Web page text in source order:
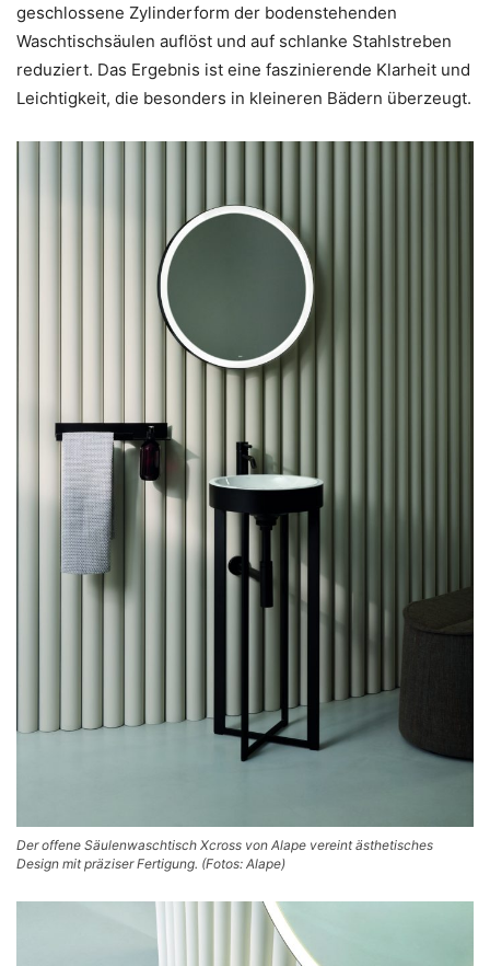
geschlossene Zylinderform der bodenstehenden
Waschtischsäulen auflöst und auf schlanke Stahlstreben
reduziert. Das Ergebnis ist eine faszinierende Klarheit und
Leichtigkeit, die besonders in kleineren Bädern überzeugt.
Der offene Säulenwaschtisch Xcross von Alape vereint ästhetisches
Design mit präziser Fertigung. (Fotos: Alape)